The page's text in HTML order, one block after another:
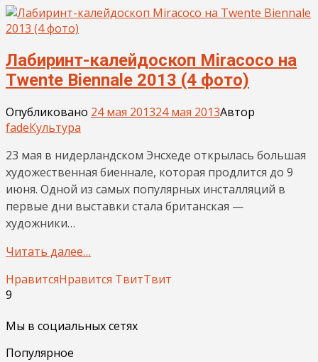
Лабиринт-калейдоскоп Miracoco на
Twente Biennale 2013 (4 фото)
Опубликовано 24 мая 201324 мая 2013Автор
fadeКультура
23 мая в нидерландском Энсхеде открылась большая
художественная биеннале, которая продлится до 9
июня. Одной из самых популярных инсталляций в
первые дни выставки стала британская —
художники…
Читать далее…
НравитсяНравится ТвитТвит
9
Мы в социальных сетях
Популярное